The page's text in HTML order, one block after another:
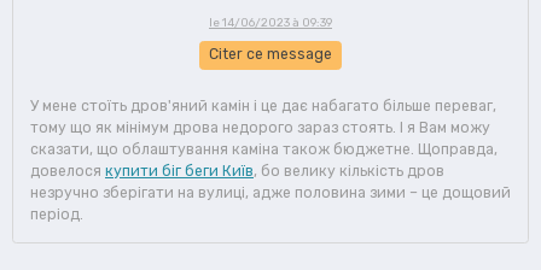
le 14/06/2023 à 09:39
Citer ce message
У мене стоїть дров'яний камін і це дає набагато більше переваг,
тому що як мінімум дрова недорого зараз стоять. І я Вам можу
сказати, що облаштування каміна також бюджетне. Щоправда,
довелося купити біг беги Київ, бо велику кількість дров
незручно зберігати на вулиці, адже половина зими – це дощовий
період.